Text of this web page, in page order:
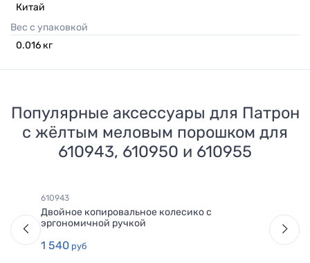
Китай
Вес с упаковкой
0.016 кг
Популярные аксессуары для Патрон
с жёлтым меловым порошком для
610943, 610950 и 610955
610943
Двойное копировальное колесико с
эргономичной ручкой
1 540 руб